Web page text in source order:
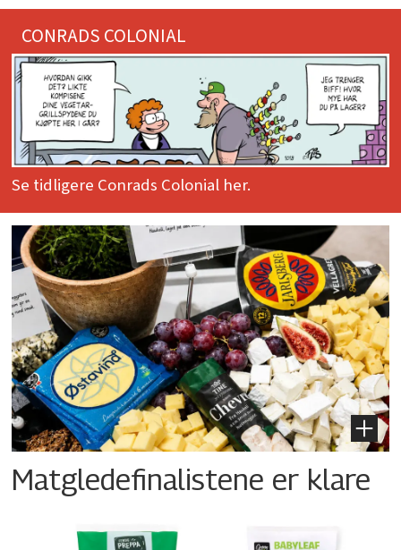
CONRADS COLONIAL
Se tidligere Conrads Colonial her.
Matgledefinalistene er klare